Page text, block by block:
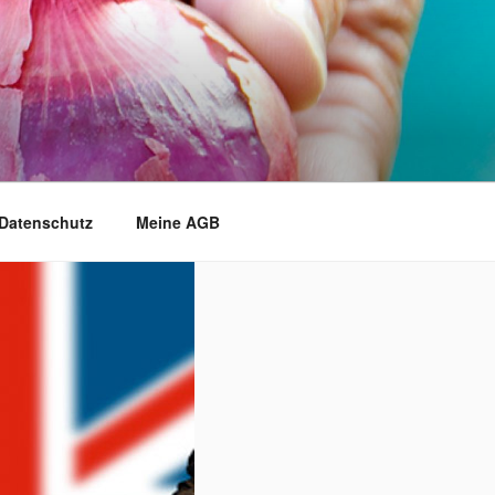
Meine AGB